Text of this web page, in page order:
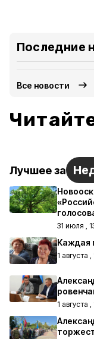
Последние
Все новости
Лучшее за
31 июля ,
Каждая
1 августа
1 августа ,